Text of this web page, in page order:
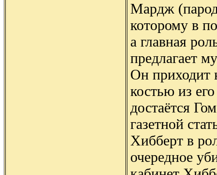
Мардж
которому в
а главная
предлагает
Он приходит
костью из
достаётся
газетной
Хибберт в
очередное